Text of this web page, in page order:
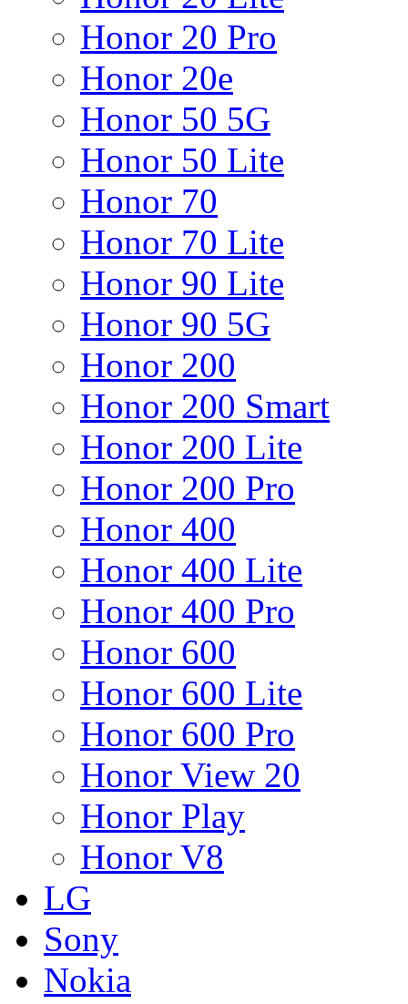
Honor 20 Pro
Honor 20e
Honor 50 5G
Honor 50 Lite
Honor 70
Honor 70 Lite
Honor 90 Lite
Honor 90 5G
Honor 200
Honor 200 Smart
Honor 200 Lite
Honor 200 Pro
Honor 400
Honor 400 Lite
Honor 400 Pro
Honor 600
Honor 600 Lite
Honor 600 Pro
Honor View 20
Honor Play
Honor V8
LG
Sony
Nokia